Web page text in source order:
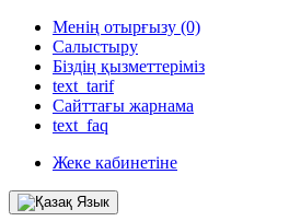
Менің отырғызу (0)
Салыстыру
Біздің қызметтеріміз
text_tarif
Сайттағы жарнама
text_faq
Жеке кабинетіне
Язык